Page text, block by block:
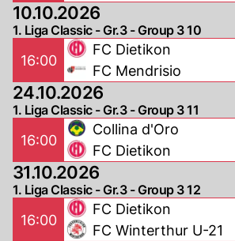
10.10.2026
1. Liga Classic - Gr.3 - Group 3 10
16:00
FC Dietikon
FC Mendrisio
24.10.2026
1. Liga Classic - Gr.3 - Group 3 11
16:00
Collina d'Oro
FC Dietikon
31.10.2026
1. Liga Classic - Gr.3 - Group 3 12
16:00
FC Dietikon
FC Winterthur U-21